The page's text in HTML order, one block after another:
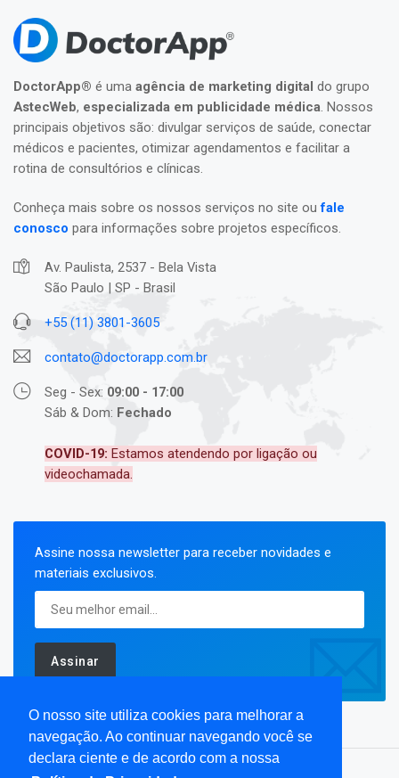
O nosso site utiliza cookies para melhorar a
navegação. Ao continuar navegando você se
declara ciente e de acordo com a nossa
DoctorApp® é uma agência de marketing digital do grupo
AstecWeb, especializada em publicidade médica. Nossos
principais objetivos são: divulgar serviços de saúde, conectar
médicos e pacientes, otimizar agendamentos e facilitar a
rotina de consultórios e clínicas.
Conheça mais sobre os nossos serviços no site oufale
conosco para informações sobre projetos específicos.
Av. Paulista, 2537 - Bela Vista
São Paulo | SP - Brasil
+55 (11) 3801-3605
contato@doctorapp.com.br
Seg - Sex: 09:00 - 17:00
Sáb & Dom: Fechado
COVID-19: Estamos atendendo por ligação ou
videochamada.
Assine nossa newsletter para receber novidades e
materiais exclusivos.
Assinar